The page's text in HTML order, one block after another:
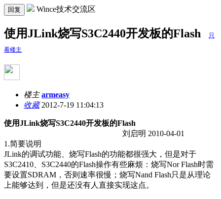
回复 Wince技术交流区
使用JLink烧写S3C2440开发板的Flash 只
看楼主
楼主 armeasy
收藏2012-7-19 11:04:13
使用JLink烧写S3C2440开发板的Flash
刘启明 2010-04-01
1.简要说明
JLink的调试功能、烧写Flash的功能都很强大，但是对于
S3C2410、S3C2440的Flash操作有些麻烦：烧写Nor Flash时需
要设置SDRAM，否则速率很慢；烧写Nand Flash只是从理论
上能够达到，但是还没有人直接实现这点。